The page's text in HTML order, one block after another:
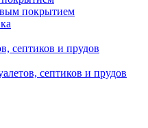
покрытием
септиков и прудов
септиков и прудов